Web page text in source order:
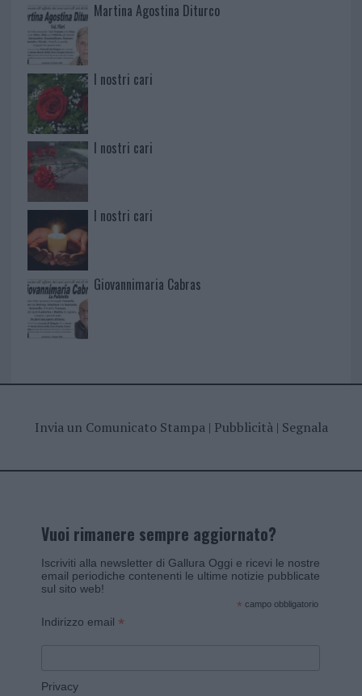
Martina Agostina Diturco
I nostri cari
I nostri cari
I nostri cari
Giovannimaria Cabras
Invia un Comunicato Stampa| Pubblicità| Segnala
Vuoi rimanere sempre aggiornato?
Iscriviti alla newsletter di Gallura Oggi e ricevi le nostre
email periodiche contenenti le ultime notizie pubblicate
sul sito web!
* campo obbligatorio
Indirizzo email *
Privacy